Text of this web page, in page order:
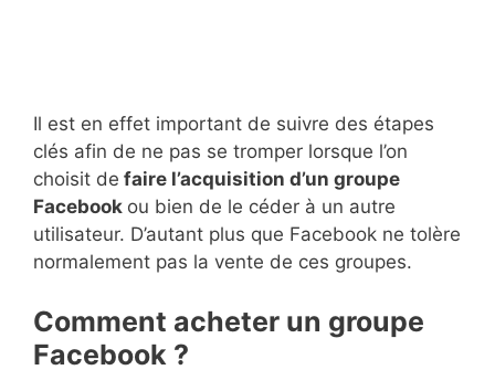
Il est en effet important de suivre des étapes
clés afin de ne pas se tromper lorsque l’on
choisit de faire l’acquisition d’un groupe
Facebook ou bien de le céder à un autre
utilisateur. D’autant plus que Facebook ne tolère
normalement pas la vente de ces groupes.
Comment acheter un groupe
Facebook ?